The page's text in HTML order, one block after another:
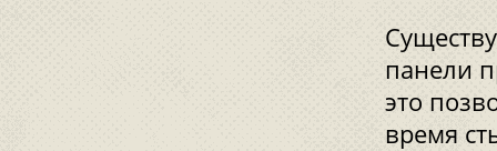
панели
это
время